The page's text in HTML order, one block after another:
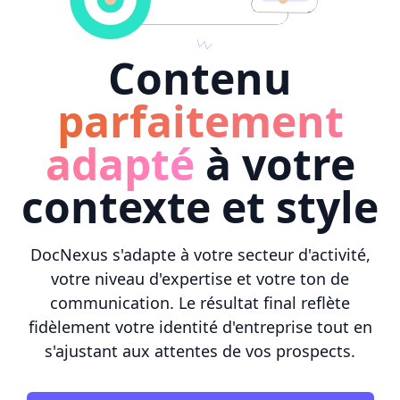
Contenu
parfaitement
adapté à votre
contexte et style
DocNexus s'adapte à votre secteur d'activité,
votre niveau d'expertise et votre ton de
communication. Le résultat final reflète
fidèlement votre identité d'entreprise tout en
s'ajustant aux attentes de vos prospects.